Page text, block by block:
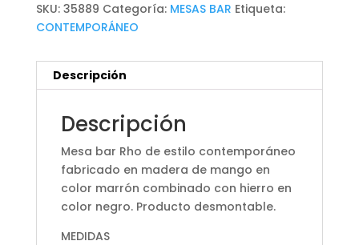
SKU: 35889 Categoría: MESAS BAR Etiqueta:
CONTEMPORÁNEO
Descripción
Descripción
Mesa bar Rho de estilo contemporáneo
fabricado en madera de mango en
color marrón combinado con hierro en
color negro. Producto desmontable.
MEDIDAS